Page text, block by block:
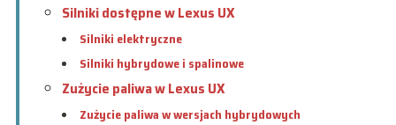
Silniki dostępne w Lexus UX
Silniki elektryczne
Silniki hybrydowe i spalinowe
Zużycie paliwa w Lexus UX
Zużycie paliwa w wersjach hybrydowych